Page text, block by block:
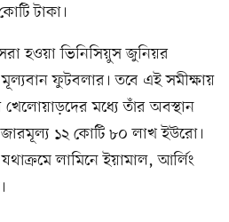
টাকা।
হওয়া ভিনিসিয়ুস জুনিয়র
মূল্যবান ফুটবলার। তবে এই সমীক্ষায়
খেলোয়াড়দের মধ্যে তাঁর অবস্থান
১২ কোটি ৮০ লাখ ইউরো।
লামিনে ইয়ামাল, আর্লিং